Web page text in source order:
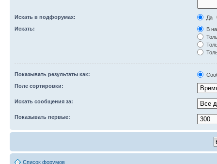
Искать в подфорумах:
Да
Искать:
В
Показывать результаты как:
Поле сортировки:
Искать сообщения за:
Показывать первые:
Список форумов